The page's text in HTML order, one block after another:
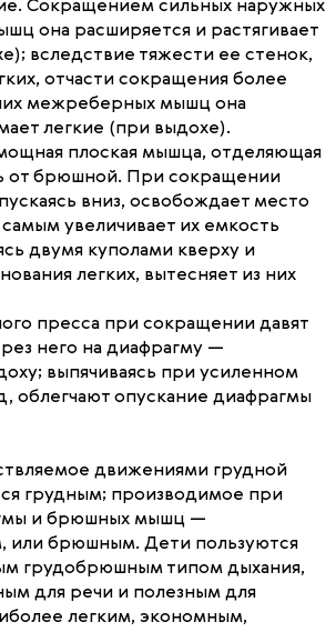
Сокращением сильных наружных
она расширяется и растягивает
вследствие тяжести ее стенок,
отчасти сокращения более
межреберных мышц она
легкие (при выдохе).
плоская мышца, отделяющая
от брюшной. При сокращении
вниз, освобождает место
увеличивает их емкость
двумя куполами кверху и
легких, вытесняет из них
пресса при сокращении давят
него на диафрагму —
выпячиваясь при усиленном
облегчают опускание диафрагмы
движениями грудной
грудным; производимое при
и брюшных мышц —
или брюшным. Дети пользуются
грудобрюшным типом дыхания,
для речи и полезным для
легким, экономным,